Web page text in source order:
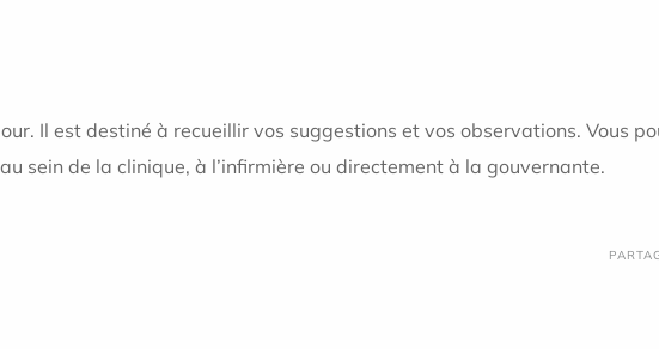
Il est destiné à recueillir vos suggestions et vos observations. Vous
sein de la clinique, à l’infirmière ou directement à la gouvernante.